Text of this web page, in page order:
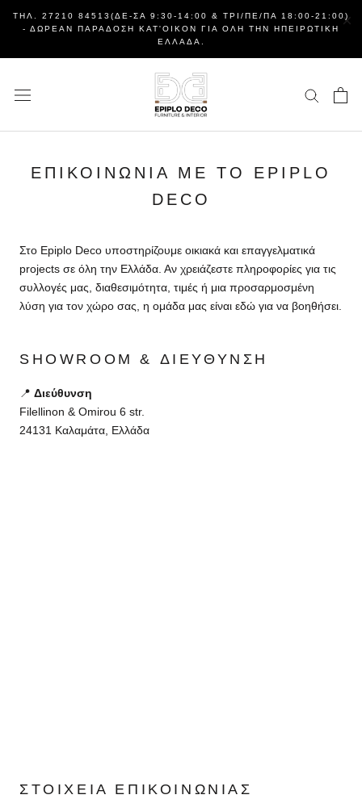
ΤΗΛ. 27210 84513(ΔΕ-ΣΑ 9:30-14:00 & ΤΡΙ/ΠΕ/ΠΑ 18:00-21:00)
- ΔΩΡΕΆΝ ΠΑΡΆΔΟΣΗ ΚΑΤ'ΟΊΚΟΝ ΓΙΑ ΌΛΗ ΤΗΝ ΗΠΕΙΡΩΤΙΚΉ
ΕΛΛΆΔΑ.
ΕΠΙΚΟΙΝΩΝΊΑ ΜΕ ΤΟ EPIPLO
DECO
Στο Epiplo Deco υποστηρίζουμε οικιακά και επαγγελματικά
projects σε όλη την Ελλάδα. Αν χρειάζεστε πληροφορίες για τις
συλλογές μας, διαθεσιμότητα, τιμές ή μια προσαρμοσμένη
λύση για τον χώρο σας, η ομάδα μας είναι εδώ για να βοηθήσει.
SHOWROOM & ΔΙΕΎΘΥΝΣΗ
📍 Διεύθυνση
Filellinon & Omirou 6 str.
24131 Καλαμάτα, Ελλάδα
ΣΤΟΙΧΕΊΑ ΕΠΙΚΟΙΝΩΝΊΑΣ
×